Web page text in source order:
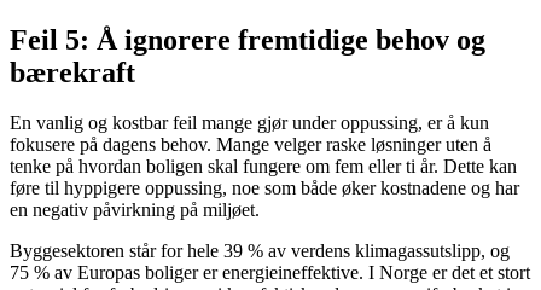
Feil 5: Å ignorere fremtidige behov og
bærekraft
En vanlig og kostbar feil mange gjør under oppussing, er å kun
fokusere på dagens behov. Mange velger raske løsninger uten å
tenke på hvordan boligen skal fungere om fem eller ti år. Dette kan
føre til hyppigere oppussing, noe som både øker kostnadene og har
en negativ påvirkning på miljøet.
Byggesektoren står for hele 39 % av verdens klimagassutslipp, og
75 % av Europas boliger er energieineffektive. I Norge er det et stort